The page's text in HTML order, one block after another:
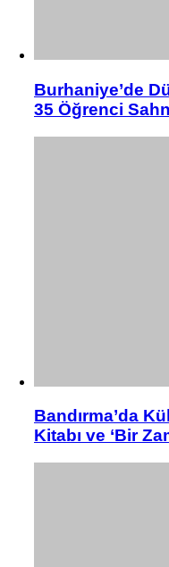
Burhaniye’de
35 Öğrenci
Bandırma’da
Kitabı ve ‘Bir